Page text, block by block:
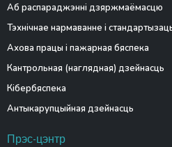
Аб распараджэнні дзяржмаёмасцю
Тэхнічнае нармаванне і
Ахова працы і пажарная бяспека
Кантрольная (наглядная) дзейнасць
Кібербяспека
Антыкарупцыйная дзейнасць
Прэс-цэнтр